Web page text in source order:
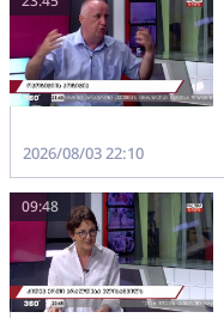
2026/08/03 22:10
09:48